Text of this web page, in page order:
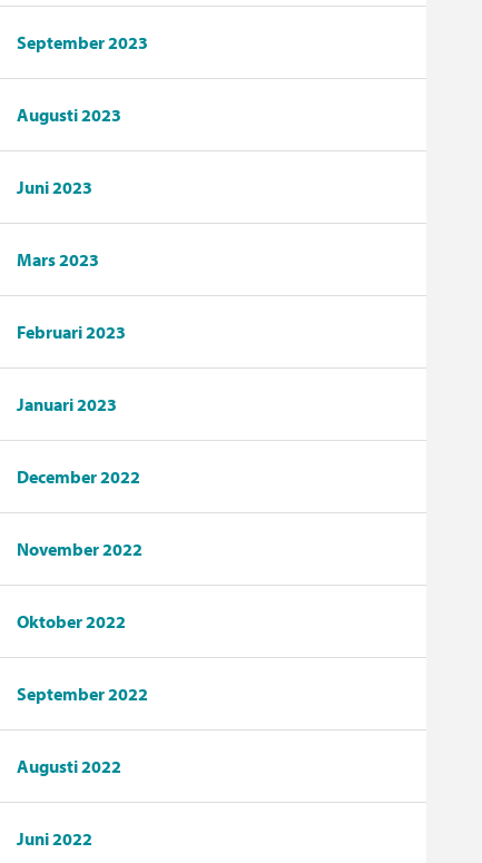
September 2023
Augusti 2023
Juni 2023
Mars 2023
Februari 2023
Januari 2023
December 2022
November 2022
Oktober 2022
September 2022
Augusti 2022
Juni 2022